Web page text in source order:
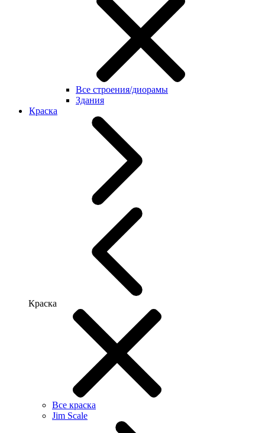
Все строения/диорамы
Здания
Краска
Краска
Все краска
Jim Scale